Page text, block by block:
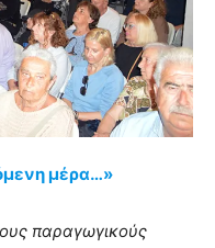
μέρα…»
παραγωγικούς